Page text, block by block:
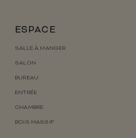
ESPACE
SALLE À MANGER
SALON
BUREAU
ENTRÉE
CHAMBRE
BOIS MASSIF